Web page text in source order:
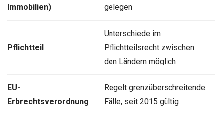
Immobilien)
gelegen
Pflichtteil
Unterschiede im
Pflichtteilsrecht zwischen
den Ländern möglich
EU-
Erbrechtsverordnung
Regelt grenzüberschreitende
Fälle, seit 2015 gültig